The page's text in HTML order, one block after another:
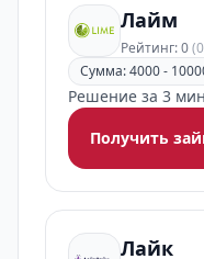
Лайм
Рейтинг: 0
Сумма: 4000 -
Решение за 3
Получить
Лайк